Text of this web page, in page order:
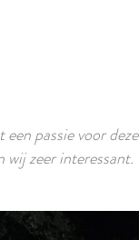
passie voor deze
zeer interessant.